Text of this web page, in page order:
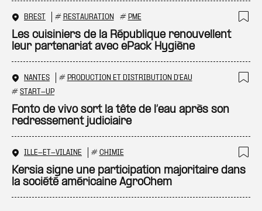
BREST # RESTAURATION # PME
Les cuisiniers de la République renouvellent
leur partenariat avec ePack Hygiène
NANTES # PRODUCTION ET DISTRIBUTION D'EAU
# START-UP
Fonto de vivo sort la tête de l’eau après son
redressement judiciaire
ILLE-ET-VILAINE # CHIMIE
Kersia signe une participation majoritaire dans
la société américaine AgroChem